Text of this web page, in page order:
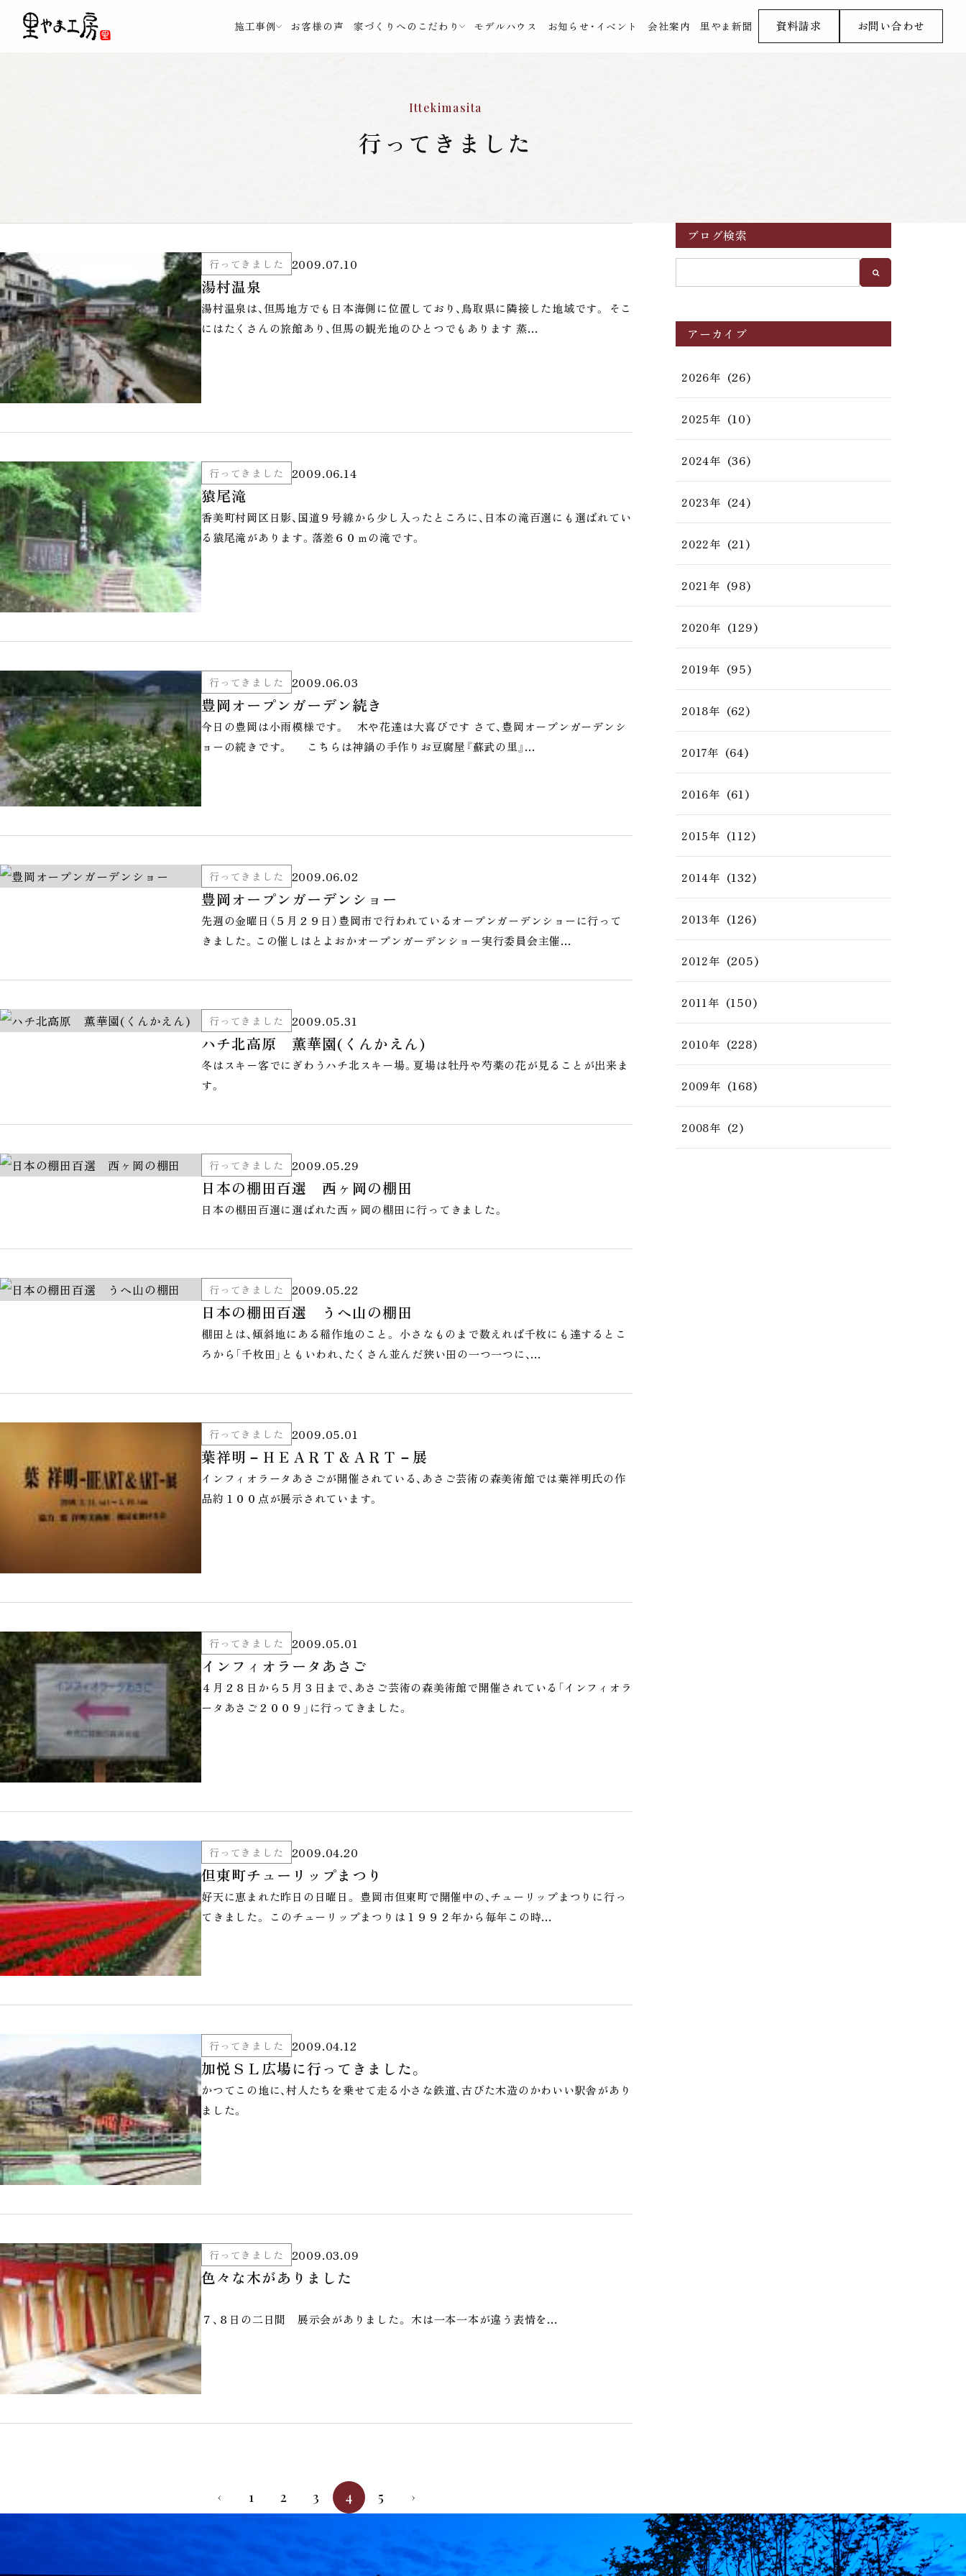
施工事例 お客様の声 家づくりへのこだわり モデルハウス お知らせ・イベント 会社案内 里やま新聞 資料請求 お問い合わせ
Ittekimasita
行ってきました
行ってきました 2009.07.10
湯村温泉
湯村温泉は、但馬地方でも日本海側に位置しており、鳥取県に隣接した地域です。 そこ
にはたくさんの旅館あり、但馬の観光地のひとつでもあります 蒸…
行ってきました 2009.06.14
猿尾滝
香美町村岡区日影、国道９号線から少し入ったところに、日本の滝百選にも選ばれてい
る猿尾滝があります。落差６０ｍの滝です。
行ってきました 2009.06.03
豊岡オープンガーデン続き
今日の豊岡は小雨模様です。 木や花達は大喜びです さて、豊岡オープンガーデンシ
ョーの続きです。 こちらは神鍋の手作りお豆腐屋『蘇武の里』…
行ってきました 2009.06.02
豊岡オープンガーデンショー
先週の金曜日（５月２９日）豊岡市で行われているオープンガーデンショーに行って
きました。この催しはとよおかオープンガーデンショー実行委員会主催…
行ってきました 2009.05.31
ハチ北高原 薫華園(くんかえん)
冬はスキー客でにぎわうハチ北スキー場。夏場は牡丹や芍薬の花が見ることが出来ま
す。
行ってきました 2009.05.29
日本の棚田百選 西ヶ岡の棚田
日本の棚田百選に選ばれた西ヶ岡の棚田に行ってきました。
行ってきました 2009.05.22
日本の棚田百選 うへ山の棚田
棚田とは、傾斜地にある稲作地のこと。 小さなものまで数えれば千枚にも達するとこ
ろから「千枚田」ともいわれ、たくさん並んだ狭い田の一つ一つに、…
行ってきました 2009.05.01
葉祥明－ＨＥＡＲＴ＆ＡＲＴ－展
インフィオラータあさごが開催されている、あさご芸術の森美術館では葉祥明氏の作
品約１００点が展示されています。
行ってきました 2009.05.01
インフィオラータあさご
４月２８日から５月３日まで、あさご芸術の森美術館で開催されている「インフィオラ
ータあさご２００９」に行ってきました。
行ってきました 2009.04.20
但東町チューリップまつり
好天に恵まれた昨日の日曜日。 豊岡市但東町で開催中の、チューリップまつりに行っ
てきました。 このチューリップまつりは１９９２年から毎年この時…
行ってきました 2009.04.12
加悦ＳＬ広場に行ってきました。
かつてこの地に、村人たちを乗せて走る小さな鉄道、古びた木造のかわいい駅舎があり
ました。
行ってきました 2009.03.09
色々な木がありました
７、８日の二日間 展示会がありました。 木は一本一本が違う表情を…
‹ 1 2 3 4 5 ›
ブログ検索
アーカイブ
2026年 (26)
2025年 (10)
2024年 (36)
2023年 (24)
2022年 (21)
2021年 (98)
2020年 (129)
2019年 (95)
2018年 (62)
2017年 (64)
2016年 (61)
2015年 (112)
2014年 (132)
2013年 (126)
2012年 (205)
2011年 (150)
2010年 (228)
2009年 (168)
2008年 (2)